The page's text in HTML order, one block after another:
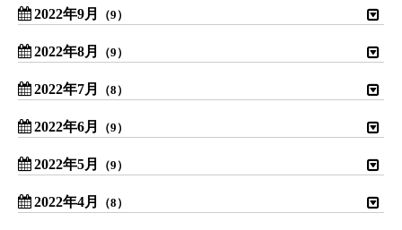
2022年9月 （9）
2022年8月 （9）
2022年7月 （8）
2022年6月 （9）
2022年5月 （9）
2022年4月 （8）